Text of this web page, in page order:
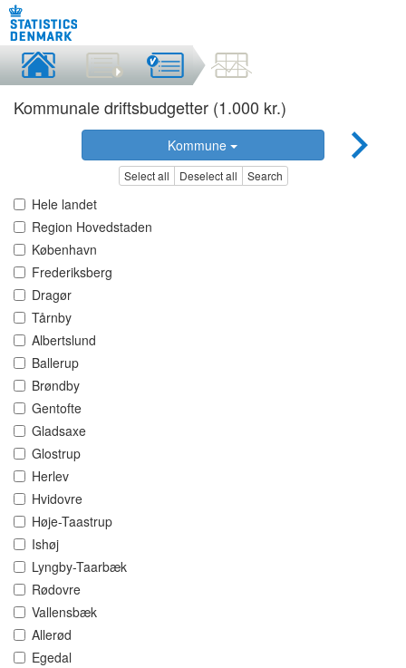
Kommunale driftsbudgetter (1.000 kr.)
Kommune
Select all Deselect all Search
Hele landet
Region Hovedstaden
København
Frederiksberg
Dragør
Tårnby
Albertslund
Ballerup
Brøndby
Gentofte
Gladsaxe
Glostrup
Herlev
Hvidovre
Høje-Taastrup
Ishøj
Lyngby-Taarbæk
Rødovre
Vallensbæk
Allerød
Egedal